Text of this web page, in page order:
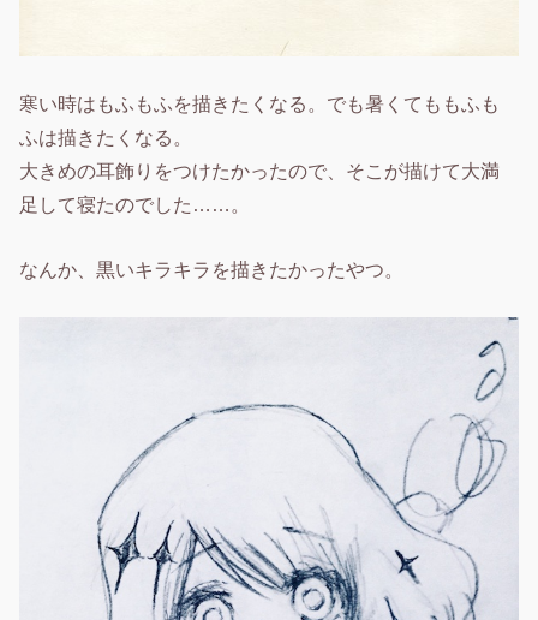
寒い時はもふもふを描きたくなる。でも暑くてももふも
ふは描きたくなる。
大きめの耳飾りをつけたかったので、そこが描けて大満
足して寝たのでした……。
なんか、黒いキラキラを描きたかったやつ。